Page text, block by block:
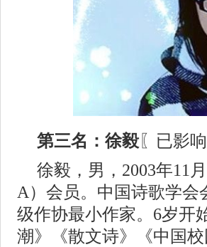
第三名：徐毅 〖已影
徐毅，男，2003年11
A）会员。中国诗歌学会
级作协最小作家。6岁开
潮》《散文诗》《中国